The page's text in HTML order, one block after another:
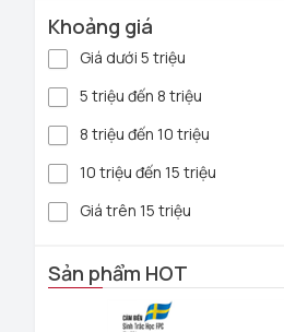
Khoảng giá
Giá dưới 5 triệu
5 triệu đến 8 triệu
8 triệu đến 10 triệu
10 triệu đến 15 triệu
Giá trên 15 triệu
Sản phẩm HOT